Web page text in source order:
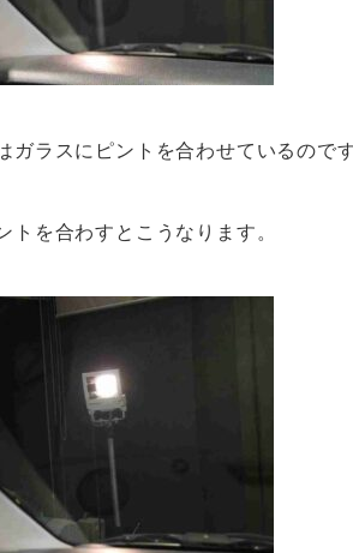
ガラスにピントを合わせているので
トを合わすとこうなります。